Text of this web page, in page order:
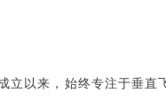
立以来，始终专注于垂